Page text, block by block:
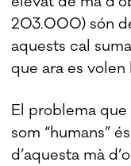
203.000) són
aquests cal
que ara es volen
El problema
som “humans”
d’aquesta mà